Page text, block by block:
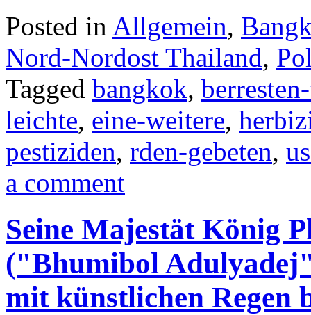
Posted in Allgemein,
Nord-Nordost Thailand,
Tagged bangkok,
leichte, eine-weitere,
pestiziden, rden-gebeten,
a comment
Seine Majestät König
("Bhumibol
mit künstlichen Regen